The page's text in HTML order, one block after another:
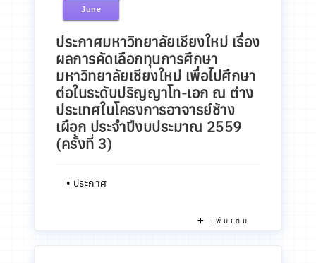
June
ประกาศมหาวิทยาลัยเชียงใหม่ เรื่อง
ผลการคัดเลือกทุนการศึกษา
มหาวิทยาลัยเชียงใหม่ เพื่อไปศึกษา
ต่อในระดับปริญญาโท-เอก ณ ต่าง
ประเทศในโครงการอาจารย์ช้าง
เผือก ประจำปีงบประมาณ 2559
(ครั้งที่ 3)
• ประกาศ
เพิ่มเติม